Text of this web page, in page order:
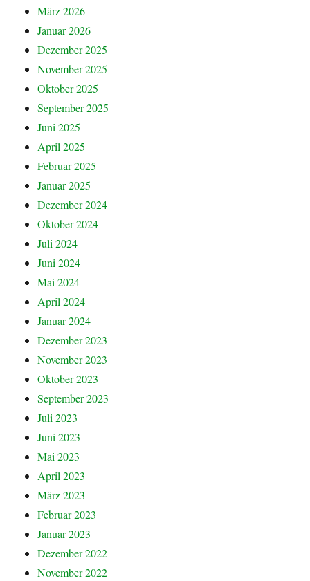
März 2026
Januar 2026
Dezember 2025
November 2025
Oktober 2025
September 2025
Juni 2025
April 2025
Februar 2025
Januar 2025
Dezember 2024
Oktober 2024
Juli 2024
Juni 2024
Mai 2024
April 2024
Januar 2024
Dezember 2023
November 2023
Oktober 2023
September 2023
Juli 2023
Juni 2023
Mai 2023
April 2023
März 2023
Februar 2023
Januar 2023
Dezember 2022
November 2022